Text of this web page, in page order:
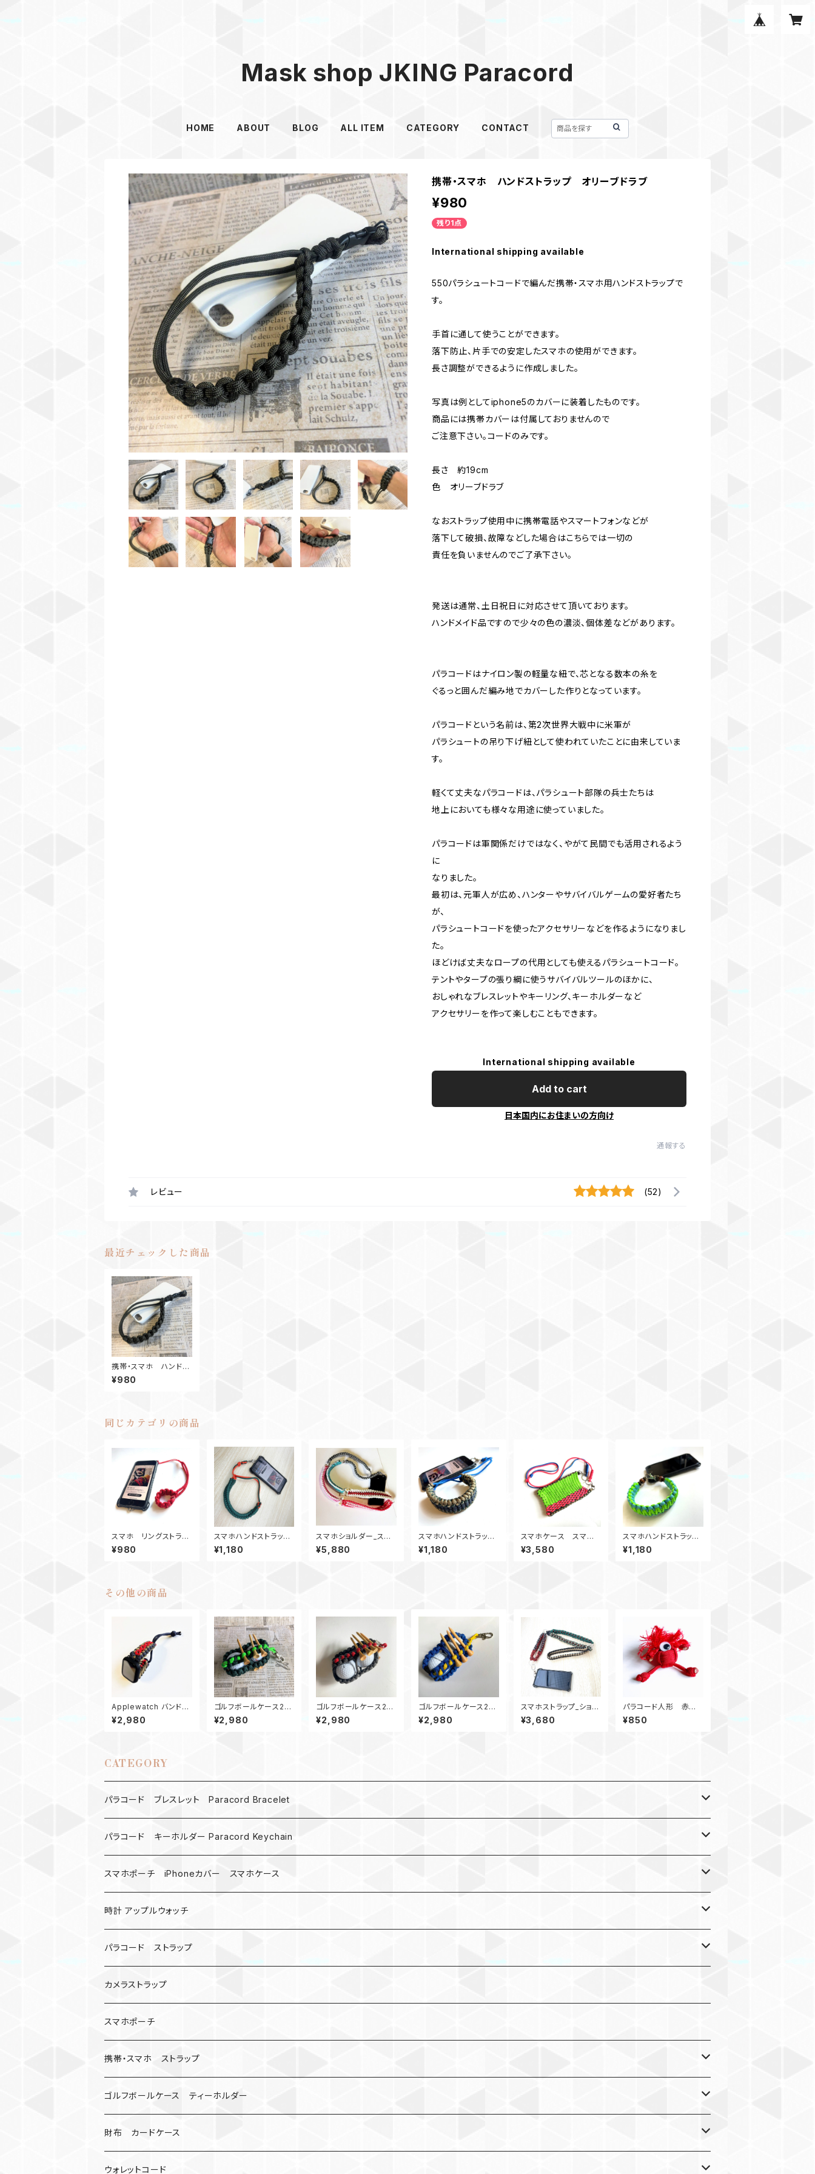
Mask shop JKING Paracord
HOME ABOUT BLOG ALL ITEM CATEGORY CONTACT
携帯・スマホ ハンドストラップ オリーブドラブ
¥980
残り1点
International shipping available
550パラシュートコードで編んだ携帯・スマホ用ハンドストラップで
す。
手首に通して使うことができます。
落下防止、片手での安定したスマホの使用ができます。
長さ調整ができるように作成しました。
写真は例としてiphone5のカバーに装着したものです。
商品には携帯カバーは付属しておりませんので
ご注意下さい。コードのみです。
長さ 約19cm
色 オリーブドラブ
なおストラップ使用中に携帯電話やスマートフォンなどが
落下して破損、故障などした場合はこちらでは一切の
責任を負いませんのでご了承下さい。
発送は通常、土日祝日に対応させて頂いております。
ハンドメイド品ですので少々の色の濃淡、個体差などがあります。
パラコードはナイロン製の軽量な紐で、芯となる数本の糸を
ぐるっと囲んだ編み地でカバーした作りとなっています。
パラコードという名前は、第2次世界大戦中に米軍が
パラシュートの吊り下げ紐として使われていたことに由来していま
す。
軽くて丈夫なパラコードは、パラシュート部隊の兵士たちは
地上においても様々な用途に使っていました。
パラコードは軍関係だけではなく、やがて民間でも活用されるよう
に
なりました。
最初は、元軍人が広め、ハンターやサバイバルゲームの愛好者たち
が、
パラシュートコードを使ったアクセサリーなどを作るようになりまし
た。
ほどけば丈夫なロープの代用としても使えるパラシュートコード。
テントやタープの張り綱に使うサバイバルツールのほかに、
おしゃれなブレスレットやキーリング、キーホルダーなど
アクセサリーを作って楽しむこともできます。
International shipping available
Add to cart
日本国内にお住まいの方向け
通報する
レビュー (52)
最近チェックした商品
携帯・スマホ ハンドス
トラップ オリーブドラ
ブ
¥980
同じカテゴリの商品
スマホ リングストラッ
プ_パラコード_赤
¥980
スマホハンドストラッ
プ カメラストラップ_パ
ラコード_ガラガラヘビ_
¥1,180
スマホショルダー_スマ
ホネックストラップ_パラ
コードTrailblazerロン
¥5,880
スマホハンドストラッ
プ カメラストラップ_wi
desanctifield_NKC1
¥1,180
スマホケース スマホ
ポーチ パラコードスト
ラップ付き ピンク＆グ
¥3,580
スマホハンドストラッ
プ キングコブラ パラ
コードSgTb
¥1,180
その他の商品
Applewatch バンド
アップルウォッチバンド4
4_パラコード_エンドレ
¥2,980
ゴルフボールケース2
ティーホルダー SGHG
¥2,980
ゴルフボールケース2
ティーホルダー GR
¥2,980
ゴルフボールケース2
ティーホルダー Peace
in Ukraine ウクライナ
¥2,980
スマホストラップ_ショル
ダーストラップ_28ウッ
ドビーズ_緑赤カーキグ
¥3,680
パラコード人形 赤丸
paracord
¥850
CATEGORY
パラコード ブレスレット Paracord Bracelet
MAD MAX
バックル
バックル無し
シャックル
数珠
パラコード キーホルダー Paracord Keychain
ハロウィン
コンパス
ベルトループ
クボタン
キーケース
人形
忍者
ミイラ
キャンプ道具
ナット
レザーマン
スマホポーチ iPhoneカバー スマホケース
楽天ミニ ケース
iPhone
時計 アップルウォッチ
カナビラウォッチ
腕時計
アップルウォッチ
バックル
マッドマックス
パラコード ストラップ
サバイバルツール
カメラストラップ
スマホポーチ
携帯・スマホ ストラップ
ネックストラップ・ショルダーストラップ
ハンドストラップ
リングストラップ
ゴルフボールケース ティーホルダー
ゴルフマーカー
ゴルフボールケース
財布 カードケース
コインケース
ウォレットコード